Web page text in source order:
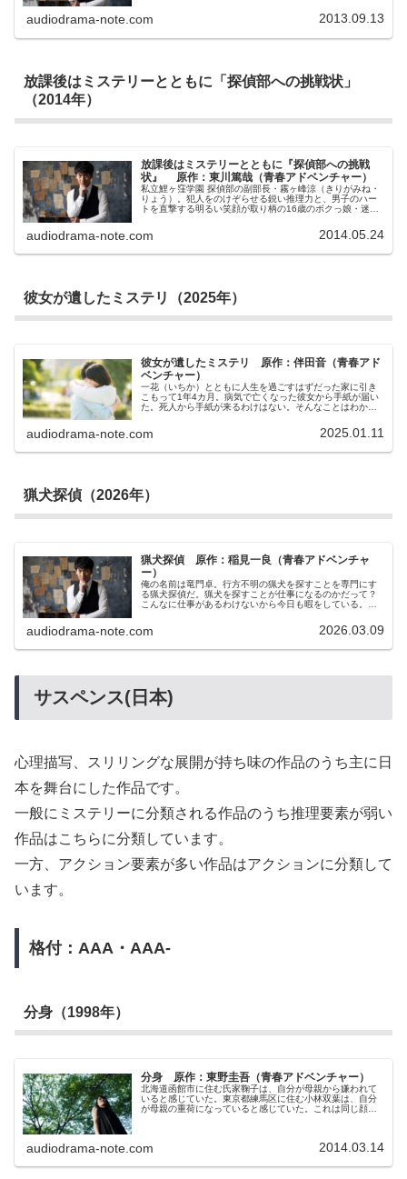
親友の名探偵・明智小五郎にその対処を依頼する。浪越と
ともに上野を訪れた明智は、そこで偶然にも黄金仮面の第1
遇するが、明智はこの事件において黄金仮面に翻弄され、
audiodrama-note.com 2013.09.13
放課後はミステリーとともに「探偵部への挑戦状」
（2014年）
放課後はミステリーとともに『探偵部への挑戦
状』 原作：東川篤哉（青春アドベンチャー）
私立鯉ヶ窪学園 探偵部の副部長・霧ヶ峰涼（きりがみね・
りょう）。犯人をのけぞらせる鋭い推理力と、男子のハー
トを直撃する明るい笑顔が取り柄の16歳のボクっ娘・迷探
下、校内の池、教室、部室と、至って平凡！被害者も、男
子高校生、男子高校生、男子高校生、液晶テレビと、これ
生にはさしたる影響のない怪事件を、霧ヶ峰涼が快刀乱麻
audiodrama-note.com 2014.05.24
彼女が遺したミステリ（2025年）
彼女が遺したミステリ 原作：伴田音（青春アド
ベンチャー）
一花（いちか）とともに人生を過ごすはずだった家に引き
こもって1年4カ月。病気で亡くなった彼女から手紙が届い
た。死人から手紙が来るわけはない。そんなことはわかっ
たものだ。あの時、病室を離れなければ良かった。ずっと
そう思ってきた。最後に彼女は何を言おうとしていたの
すがにできるのはそれだけだ。
audiodrama-note.com 2025.01.11
猟犬探偵（2026年）
猟犬探偵 原作：稲見一良（青春アドベンチャ
ー）
俺の名前は竜門卓。行方不明の猟犬を探すことを専門にす
る猟犬探偵だ。猟犬を探すことが仕事になるのかだって？
こんなに仕事があるわけないから今日も暇をしている。し
audiodrama-note.com 2026.03.09
サスペンス(日本)
心理描写、スリリングな展開が持ち味の作品のうち主に日
本を舞台にした作品です。
一般にミステリーに分類される作品のうち推理要素が弱い
作品はこちらに分類しています。
一方、アクション要素が多い作品はアクションに分類して
います。
格付：AAA・AAA-
分身（1998年）
分身 原作：東野圭吾（青春アドベンチャー）
北海道函館市に住む氏家鞠子は、自分が母親から嫌われて
いると感じていた。東京都練馬区に住む小林双葉は、自分
が母親の重荷になっていると感じていた。これは同じ顔を
audiodrama-note.com 2014.03.14